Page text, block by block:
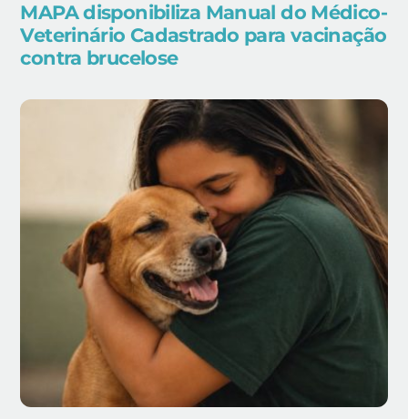
MAPA disponibiliza Manual do Médico-
Veterinário Cadastrado para vacinação
contra brucelose